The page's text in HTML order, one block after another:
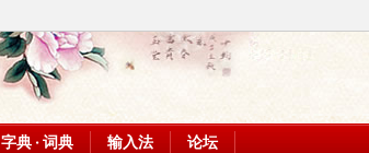
字典 · 词典 输入法 论坛